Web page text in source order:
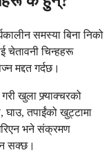
समस्या बिना निको
चेतावनी चिन्हहरू
मद्दत गर्दछ।
खुला फ्र्याक्चरको
घाउ, तपाईंको खुट्टामा
भने संक्रमण
सक्छ।